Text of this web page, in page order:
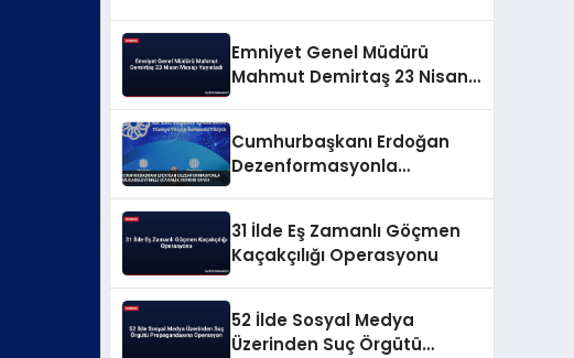
Emniyet Genel Müdürü
Mahmut Demirtaş 23 Nisan
Cumhurbaşkanı Erdoğan
Dezenformasyonla
31 İlde Eş Zamanlı Göçmen
Kaçakçılığı Operasyonu
52 İlde Sosyal Medya
Üzerinden Suç Örgütü